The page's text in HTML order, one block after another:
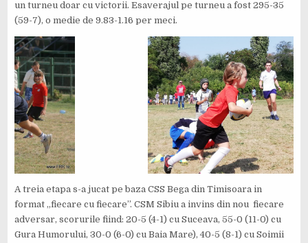
un turneu doar cu victorii. Esaverajul pe turneu a fost 295-35
(59-7), o medie de 9.83-1.16 per meci.
IMG-20180903-WA0017
A treia etapa s-a jucat pe baza CSS Bega din Timisoara in
format „fiecare cu fiecare”. CSM Sibiu a invins din nou fiecare
adversar, scorurile fiind: 20-5 (4-1) cu Suceava, 55-0 (11-0) cu
Gura Humorului, 30-0 (6-0) cu Baia Mare), 40-5 (8-1) cu Soimii